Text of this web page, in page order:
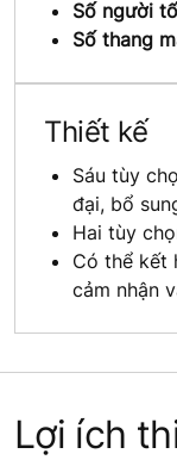
Số người
Số thang
Thiết kế
Sáu tùy
đại, bổ
Hai tùy
Có thể kết
cảm nhận
Lợi ích